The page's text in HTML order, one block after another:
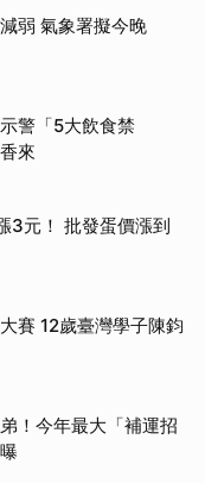
弱 氣象署擬今晚
警「5大飲食禁
來
3元！ 批發蛋價漲到
賽 12歲臺灣學子陳鈞
！今年最大「補運招